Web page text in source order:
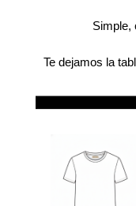
Simple,
Te dejamos la